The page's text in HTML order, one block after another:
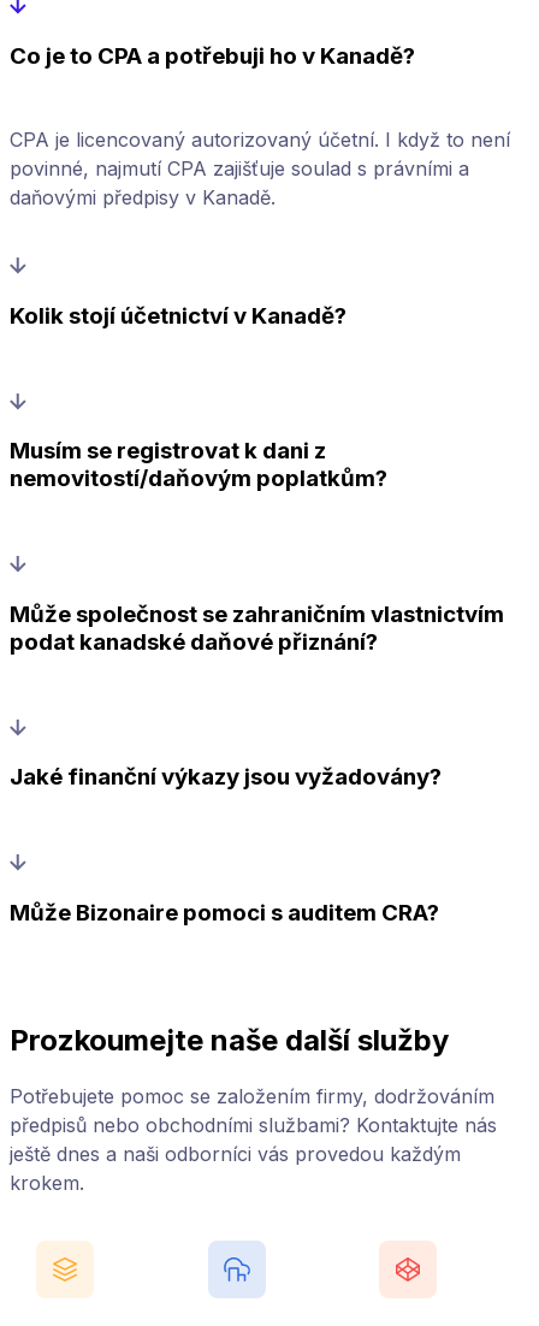
Co je to CPA a potřebuji ho v Kanadě?
CPA je licencovaný autorizovaný účetní. I když to není
povinné, najmutí CPA zajišťuje soulad s právními a
daňovými předpisy v Kanadě.
Kolik stojí účetnictví v Kanadě?
Musím se registrovat k dani z
nemovitostí/daňovým poplatkům?
Může společnost se zahraničním vlastnictvím
podat kanadské daňové přiznání?
Jaké finanční výkazy jsou vyžadovány?
Může Bizonaire pomoci s auditem CRA?
Prozkoumejte naše další služby
Potřebujete pomoc se založením firmy, dodržováním
předpisů nebo obchodními službami? Kontaktujte nás
ještě dnes a naši odborníci vás provedou každým
krokem.